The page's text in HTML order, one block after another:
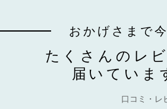
おかげさまで
たくさんのレ
届いていま
口コミ・レ